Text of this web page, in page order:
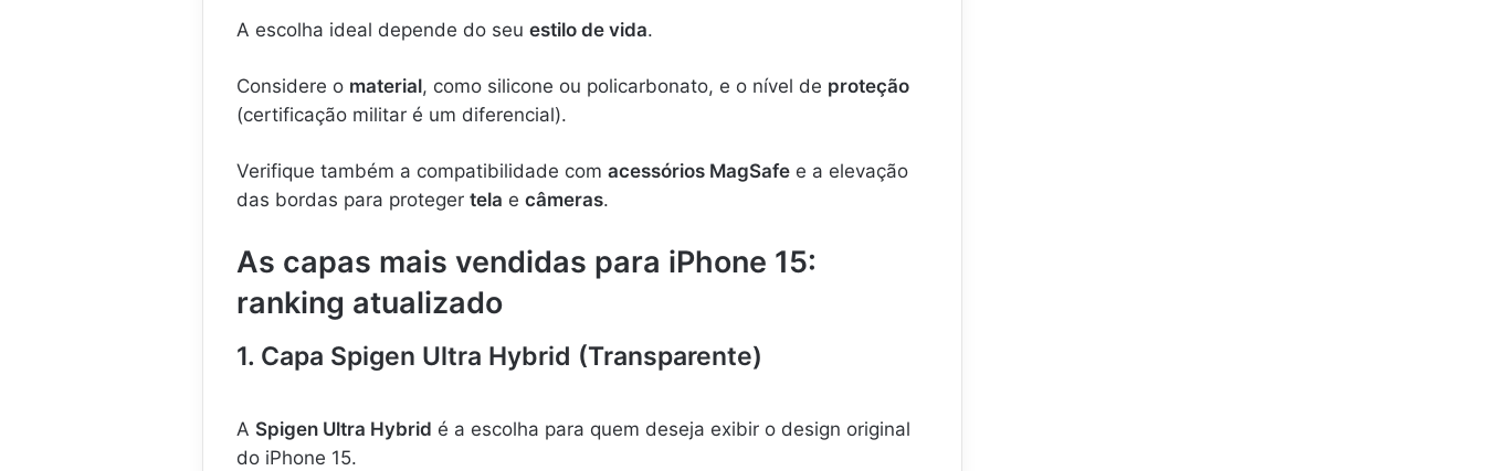
A escolha ideal depende do seu estilo de vida.
Considere o material, como silicone ou policarbonato, e o nível de proteção
(certificação militar é um diferencial).
Verifique também a compatibilidade com acessórios MagSafe e a elevação
das bordas para proteger tela e câmeras.
As capas mais vendidas para iPhone 15:
ranking atualizado
1. Capa Spigen Ultra Hybrid (Transparente)
A Spigen Ultra Hybrid é a escolha para quem deseja exibir o design original
do iPhone 15.